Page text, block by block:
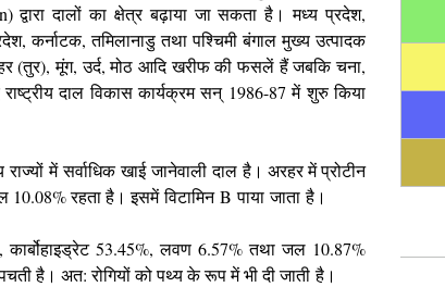
द्वारा दालों का क्षेत्र बढ़ाया जा सकता है। मध्य प्रदेश,
कर्नाटक, तमिलानाडु तथा पश्चिमी बंगाल मुख्य उत्पादक
(तुर), मूंग, उर्द, मोठ आदि खरीफ की फसलें हैं जबकि चना,
दाल विकास कार्यक्रम सन् 1986-87 में शुरु किया
राज्यों में सर्वाधिक खाई जानेवाली दाल है।अरहरमेंप्रोटीन
10.08%रहताहै।इसमें विटामिन B पाया जाता है।
कार्बोहाइड्रेट 53.45%,लवण 6.57%तथाजल 10.87%
है। अत:रोगियोंकोपथ्यकेरूपमेंभीदीजाती है।